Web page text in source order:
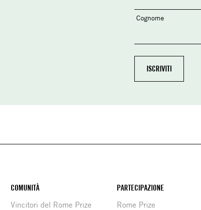
Cognome
COMUNITÀ
Vincitori del Rome Prize
PARTECIPAZIONE
Rome Prize